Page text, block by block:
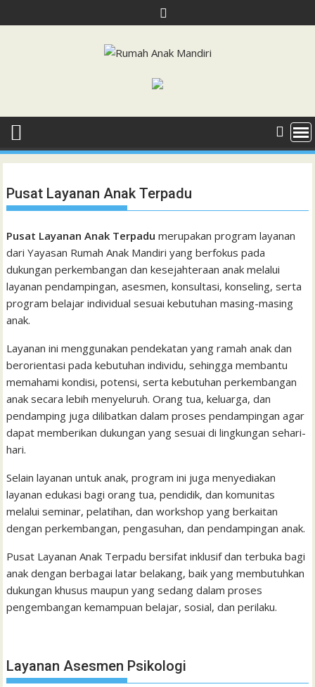
to
Pusat Layanan Anak Terpadu
Pusat Layanan Anak Terpadu merupakan program layanan
dari Yayasan Rumah Anak Mandiri yang berfokus pada
dukungan perkembangan dan kesejahteraan anak melalui
layanan pendampingan, asesmen, konsultasi, konseling, serta
program belajar individual sesuai kebutuhan masing-masing
anak.
Layanan ini menggunakan pendekatan yang ramah anak dan
berorientasi pada kebutuhan individu, sehingga membantu
memahami kondisi, potensi, serta kebutuhan perkembangan
anak secara lebih menyeluruh. Orang tua, keluarga, dan
pendamping juga dilibatkan dalam proses pendampingan agar
dapat memberikan dukungan yang sesuai di lingkungan sehari-
hari.
Selain layanan untuk anak, program ini juga menyediakan
layanan edukasi bagi orang tua, pendidik, dan komunitas
melalui seminar, pelatihan, dan workshop yang berkaitan
dengan perkembangan, pengasuhan, dan pendampingan anak.
Pusat Layanan Anak Terpadu bersifat inklusif dan terbuka bagi
anak dengan berbagai latar belakang, baik yang membutuhkan
dukungan khusus maupun yang sedang dalam proses
pengembangan kemampuan belajar, sosial, dan perilaku.
Layanan Asesmen Psikologi